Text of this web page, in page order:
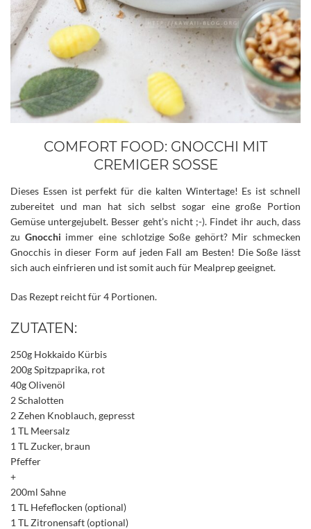
COMFORT FOOD: GNOCCHI MIT
CREMIGER SOSSE
Dieses Essen ist perfekt für die kalten Wintertage! Es ist schnell
zubereitet und man hat sich selbst sogar eine große Portion
Gemüse untergejubelt. Besser geht’s nicht ;-). Findet ihr auch, dass
zu Gnocchi immer eine schlotzige Soße gehört? Mir schmecken
Gnocchis in dieser Form auf jeden Fall am Besten! Die Soße lässt
sich auch einfrieren und ist somit auch für Mealprep geeignet.
Das Rezept reicht für 4 Portionen.
ZUTATEN:
250g Hokkaido Kürbis
200g Spitzpaprika, rot
40g Olivenöl
2 Schalotten
2 Zehen Knoblauch, gepresst
1 TL Meersalz
1 TL Zucker, braun
Pfeffer
+
200ml Sahne
1 TL Hefeflocken (optional)
1 TL Zitronensaft (optional)